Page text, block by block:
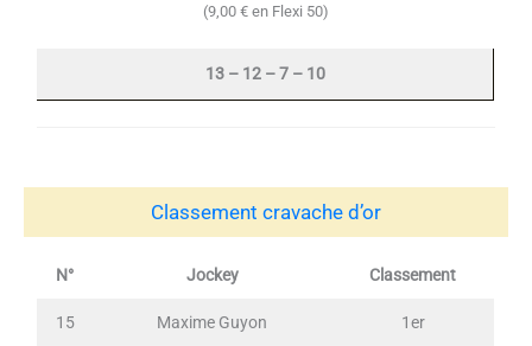
(9,00 € en Flexi 50)
13 – 12 – 7 – 10
Classement cravache d’or
N° Jockey Classement
15 Maxime Guyon 1er